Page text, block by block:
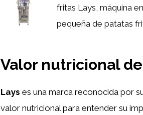
fritas Lays, máquina
pequeña de patatas
Valor nutricional
Lays es una marca reconocida por
valor nutricional para entender su